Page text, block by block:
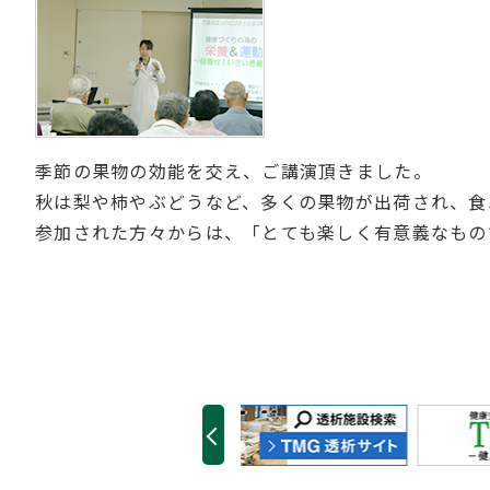
季節の果物の効能を交え、ご講演頂きました。
秋は梨や柿やぶどうなど、多くの果物が出荷され、
参加された方々からは、「とても楽しく有意義なも